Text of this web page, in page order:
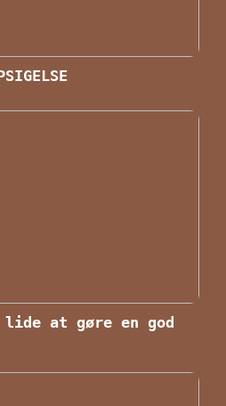
lide at gøre en god